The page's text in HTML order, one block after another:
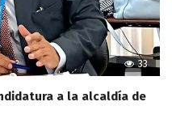
33
a la alcaldía de